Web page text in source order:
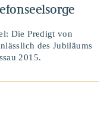
Die Predigt von
des Jubiläums
2015.